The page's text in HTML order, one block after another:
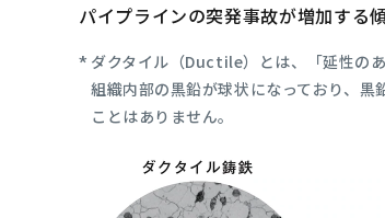
パイプラインの突発事故が増加する
ダクタイル（Ductile）とは、「延性の
組織内部の黒鉛が球状になっており、
ことはありません。